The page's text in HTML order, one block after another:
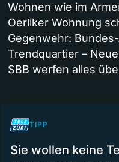
Wohnen wie im
Oerliker Wohnung
Gegenwehr:
Trendquartier –
SBB werfen alles
TIPP
Sie wollen keine